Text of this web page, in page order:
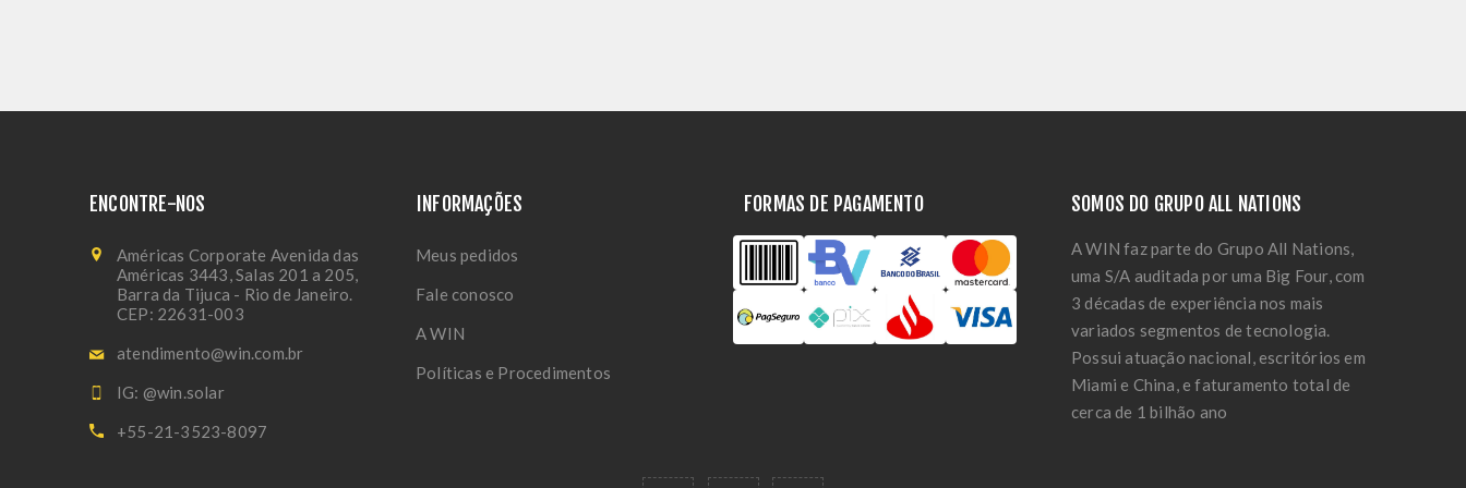
ENCONTRE-NOS
Américas Corporate Avenida das
Américas 3443, Salas 201 a 205,
Barra da Tijuca - Rio de Janeiro.
CEP: 22631-003
atendimento@win.com.br
IG: @win.solar
+55-21-3523-8097
INFORMAÇÕES
Meus pedidos
Fale conosco
A WIN
Políticas e Procedimentos
FORMAS DE PAGAMENTO SOMOS DO GRUPO ALL NATIONS
A WIN faz parte do Grupo All Nations,
uma S/A auditada por uma Big Four, com
3 décadas de experiência nos mais
variados segmentos de tecnologia.
Possui atuação nacional, escritórios em
Miami e China, e faturamento total de
cerca de 1 bilhão ano